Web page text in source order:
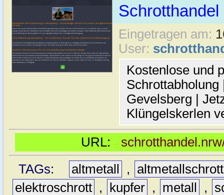
Schrotthandel
Eingetragen am:
User:
Kostenlose und
Gevelsberg |
Klüngelskerlen
URL:
TAGs:
altmetall ,
altmetallschrott
elektroschrott , kupfer , metall ,